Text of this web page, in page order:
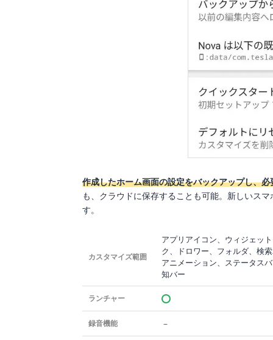
作成したホーム画面の設定をバックアップし、
も、クラウドに保存することも可能。新しいス
す。
カスタマイズ範囲
アプリアイコン、ウィジェッ
ク、ドロワー、フォルダ、検
アニメーション、ステータス
知バー
ランチャー
録音機能 －